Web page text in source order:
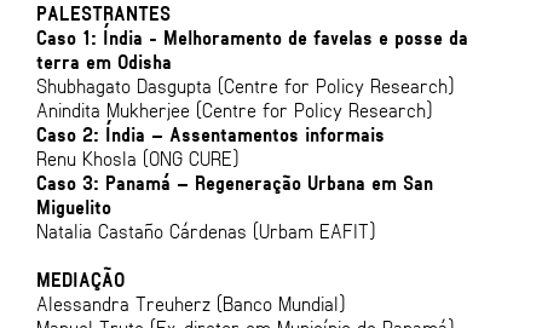
PALESTRANTES
Caso 1: Índia - Melhoramento de favelas e posse da
terra em Odisha
Shubhagato Dasgupta (Centre for Policy Research)
Anindita Mukherjee (Centre for Policy Research)
Caso 2: Índia – Assentamentos informais
Renu Khosla (ONG CURE)
Caso 3: Panamá – Regeneração Urbana em San
Miguelito
Natalia Castaño Cárdenas (Urbam EAFIT)
MEDIAÇÃO
Alessandra Treuherz (Banco Mundial)